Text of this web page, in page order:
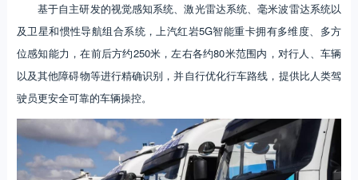
基于自主研发的视觉感知系统、激光雷达系统、毫米波雷达系统以
及卫星和惯性导航组合系统，上汽红岩5G智能重卡拥有多维度、多方
位感知能力，在前后方约250米，左右各约80米范围内，对行人、车辆
以及其他障碍物等进行精确识别，并自行优化行车路线，提供比人类驾
驶员更安全可靠的车辆操控。